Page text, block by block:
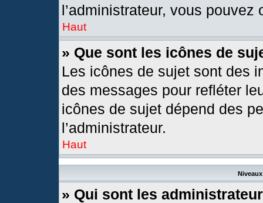
l’administrateur, vous
Haut
» Que sont les icônes de
Les icônes de sujet sont des
des messages pour refléter
icônes de sujet dépend des
l’administrateur.
Haut
» Qui sont les